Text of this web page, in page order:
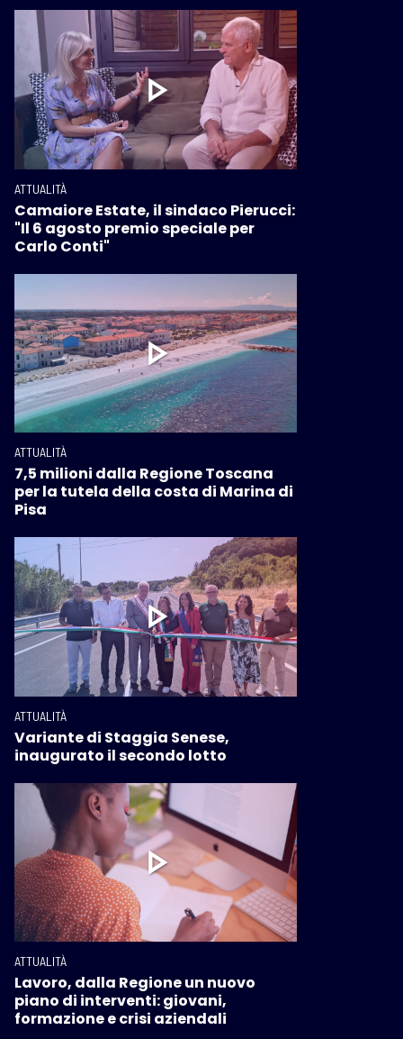
ATTUALITÀ
Camaiore Estate, il sindaco Pierucci:
"Il 6 agosto premio speciale per
Carlo Conti"
ATTUALITÀ
7,5 milioni dalla Regione Toscana
per la tutela della costa di Marina di
Pisa
ATTUALITÀ
Variante di Staggia Senese,
inaugurato il secondo lotto
ATTUALITÀ
Lavoro, dalla Regione un nuovo
piano di interventi: giovani,
formazione e crisi aziendali